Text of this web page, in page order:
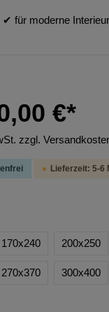
für moderne
€*
zzgl.
Lieferzeit: 5-6
170x240 200x250
270x370 300x400